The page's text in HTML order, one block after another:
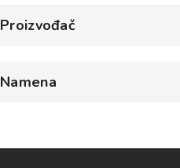
Proizvođač
Namena